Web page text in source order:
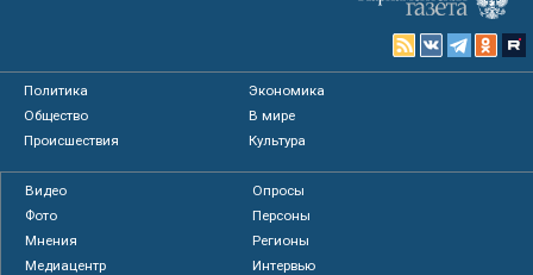
Политика
Экономика
Общество
В мире
Происшествия
Культура
Видео
Опросы
Фото
Персоны
Мнения
Регионы
Медиацентр
Интервью